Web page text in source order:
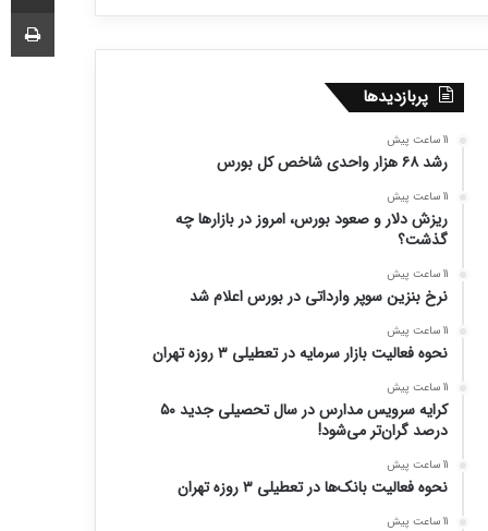
پربازدیدها
11 ساعت پیش
رشد ۶۸ هزار واحدی شاخص کل بورس
11 ساعت پیش
ریزش دلار و صعود بورس، امروز در بازارها چه
گذشت؟
11 ساعت پیش
نرخ بنزین سوپر وارداتی در بورس اعلام شد
11 ساعت پیش
نحوه فعالیت بازار سرمایه در تعطیلی ۳ روزه تهران
11 ساعت پیش
کرایه سرویس مدارس در سال تحصیلی جدید ۵۰
درصد گران‌تر می‌شود!
11 ساعت پیش
نحوه فعالیت بانک‌ها در تعطیلی ۳ روزه تهران
11 ساعت پیش